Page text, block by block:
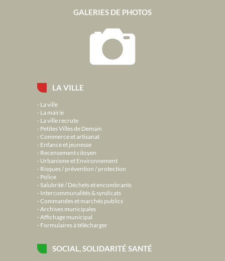
LA VILLE
La ville
La mairie
La ville recrute
Petites Villes de Demain
Commerce et artisanat
Enfance et jeunesse
Recensement citoyen
Urbanisme et Environnement
Risques / prévention / protection
Police
Salubrité / Déchets et encombrants
Intercommunalités & syndicats
Commandes et marchés publics
Archives municipales
Affichage municipal
Formulaires à télécharger
SOCIAL, SOLIDARITÉ SANTÉ
GALERIES DE PHOTOS